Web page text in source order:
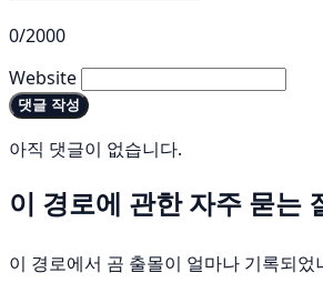
0/2000
Website
댓글 작성
아직 댓글이 없습니다.
이 경로에 관한 자주 묻는
이 경로에서 곰 출몰이 얼마나 기록되었